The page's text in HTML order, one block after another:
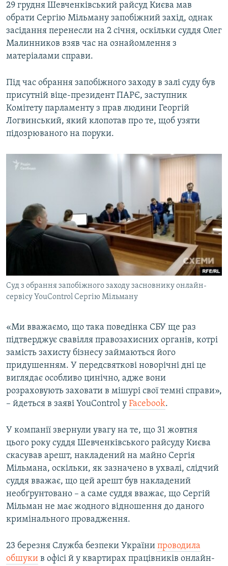
29 грудня Шевченківський райсуд Києва мав
обрати Сергію Мільману запобіжний захід, однак
засідання перенесли на 2 січня, оскільки суддя Олег
Малинников взяв час на ознайомлення з
матеріалами справи.
Під час обрання запобіжного заходу в залі суду був
присутній віце-президент ПАРЄ, заступник
Комітету парламенту з прав людини Георгій
Логвинський, який клопотав про те, щоб узяти
підозрюваного на поруки.
Суд з обрання запобіжного заходу засновнику онлайн-
сервісу YouControl Сергію Мільману
«Ми вважаємо, що така поведінка СБУ ще раз
підтверджує свавілля правозахисних органів, котрі
замість захисту бізнесу займаються його
придушенням. У передсвяткові новорічні дні це
виглядає особливо цинічно, адже вони
розраховують заховати в мішурі свої темні справи»,
– йдеться в заяві YouControl у Facebook.
У компанії звернули увагу на те, що 31 жовтня
цього року суддя Шевченківського райсуду Києва
скасував арешт, накладений на майно Сергія
Мільмана, оскільки, як зазначено в ухвалі, слідчий
суддя вважає, що цей арешт був накладений
необґрунтовано – а саме суддя вважає, що Сергій
Мільман не має жодного відношення до даного
кримінального провадження.
23 березня Служба безпеки України проводила
обшуки в офісі й у квартирах працівників онлайн-